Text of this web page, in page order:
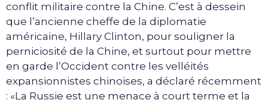
conflit militaire contre la Chine. C’est à dessein
que l’ancienne cheffe de la diplomatie
américaine, Hillary Clinton, pour souligner la
perniciosité de la Chine, et surtout pour mettre
en garde l’Occident contre les velléités
expansionnistes chinoises, a déclaré récemment
: «La Russie est une menace à court terme et la